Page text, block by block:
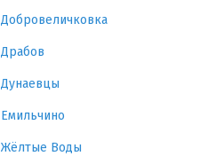
Добровеличковка
Драбов
Дунаевцы
Емильчино
Жёлтые Воды